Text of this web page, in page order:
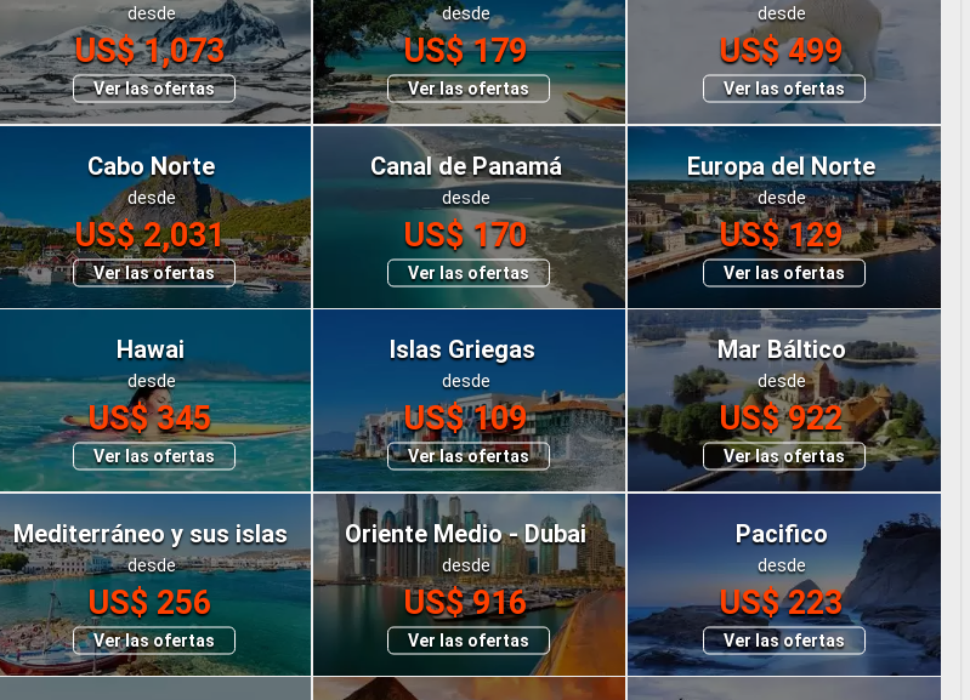
desde
US$ 1,073
Ver las ofertas
desde
US$ 179
Ver las ofertas
desde
US$ 499
Ver las ofertas
Cabo Norte
desde
US$ 2,031
Ver las ofertas
Canal de Panamá
desde
US$ 170
Ver las ofertas
Europa del Norte
desde
US$ 129
Ver las ofertas
Hawai
desde
US$ 345
Ver las ofertas
Islas Griegas
desde
US$ 109
Ver las ofertas
Mar Báltico
desde
US$ 922
Ver las ofertas
Mediterráneo y sus islas
desde
US$ 256
Ver las ofertas
Oriente Medio - Dubai
desde
US$ 916
Ver las ofertas
Pacifico
desde
US$ 223
Ver las ofertas